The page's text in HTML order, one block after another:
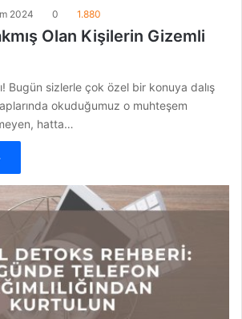
2024 0 1.880
Olan Kişilerin Gizemli
Bugün sizlerle çok özel bir konuya dalış
okuduğumuz o muhteşem
hatta…